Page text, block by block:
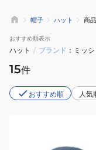
帽子 ハット 商
おすすめ順表示
ハット / ブランド ミッ
15件
おすすめ順 人気